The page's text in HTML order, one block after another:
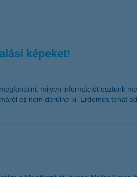
képeket!
milyen információt osztunk
ez nem derülne ki. Érdemes tehát